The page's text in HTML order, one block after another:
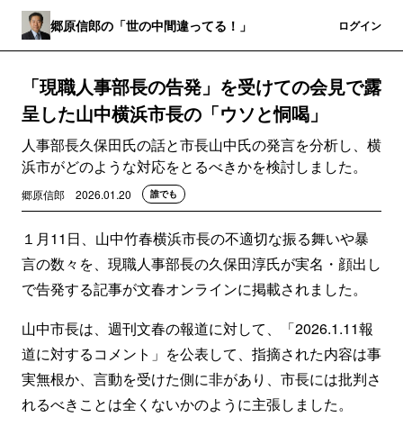
郷原信郎の「世の中間違ってる！」 ログイン
「現職人事部長の告発」を受けての会見で露
呈した山中横浜市長の「ウソと恫喝」
人事部長久保田氏の話と市長山中氏の発言を分析し、横
浜市がどのような対応をとるべきかを検討しました。
郷原信郎 2026.01.20 誰でも
１月11日、山中竹春横浜市長の不適切な振る舞いや暴
言の数々を、現職人事部長の久保田淳氏が実名・顔出し
で告発する記事が文春オンラインに掲載されました。
山中市長は、週刊文春の報道に対して、「2026.1.11報
道に対するコメント」を公表して、指摘された内容は事
実無根か、言動を受けた側に非があり、市長には批判さ
れるべきことは全くないかのように主張しました。